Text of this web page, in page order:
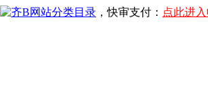
，快审支付： 点此进